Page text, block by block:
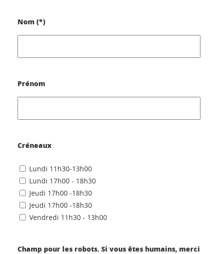
Nom (*)
Prénom
Créneaux
Lundi 11h30-13h00
Lundi 17h00 - 18h30
Jeudi 17h00 -18h30
Jeudi 17h00 -18h30
Vendredi 11h30 - 13h00
Champ pour les robots. Si vous êtes humains, merci